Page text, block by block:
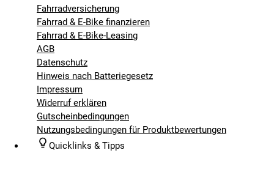
Fahrradversicherung
Fahrrad & E-Bike finanzieren
Fahrrad & E-Bike-Leasing
AGB
Datenschutz
Hinweis nach Batteriegesetz
Impressum
Widerruf erklären
Gutscheinbedingungen
Nutzungsbedingungen für Produktbewertungen
Quicklinks & Tipps